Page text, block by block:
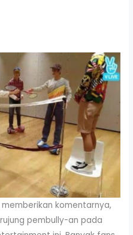
komentarnya,
pembully-an pada